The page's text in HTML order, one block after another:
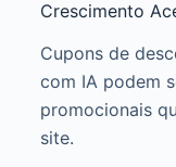
Crescimento
Cupons de
com IA podem
promocionais
site.